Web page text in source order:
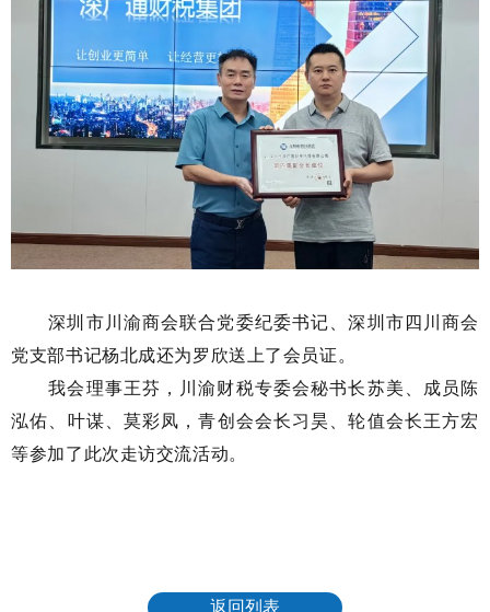
深圳市川渝商会联合党委纪委书记、深圳市四川商会
党支部书记杨北成还为罗欣送上了会员证。
我会理事王芬，川渝财税专委会秘书长苏美、成员陈
泓佑、叶谋、莫彩凤，青创会会长习昊、轮值会长王方宏
等参加了此次走访交流活动。
返回列表